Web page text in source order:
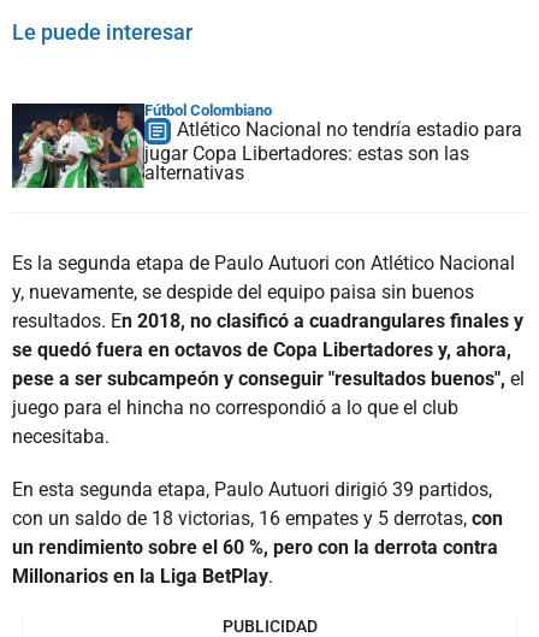
Le puede interesar
Fútbol Colombiano
Atlético Nacional no tendría estadio para
jugar Copa Libertadores: estas son las
alternativas
Es la segunda etapa de Paulo Autuori con Atlético Nacional
y, nuevamente, se despide del equipo paisa sin buenos
resultados. En 2018, no clasificó a cuadrangulares finales y
se quedó fuera en octavos de Copa Libertadores y, ahora,
pese a ser subcampeón y conseguir "resultados buenos", el
juego para el hincha no correspondió a lo que el club
necesitaba.
En esta segunda etapa, Paulo Autuori dirigió 39 partidos,
con un saldo de 18 victorias, 16 empates y 5 derrotas, con
un rendimiento sobre el 60 %, pero con la derrota contra
Millonarios en la Liga BetPlay.
PUBLICIDAD